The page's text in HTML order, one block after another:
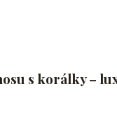
s korálky –